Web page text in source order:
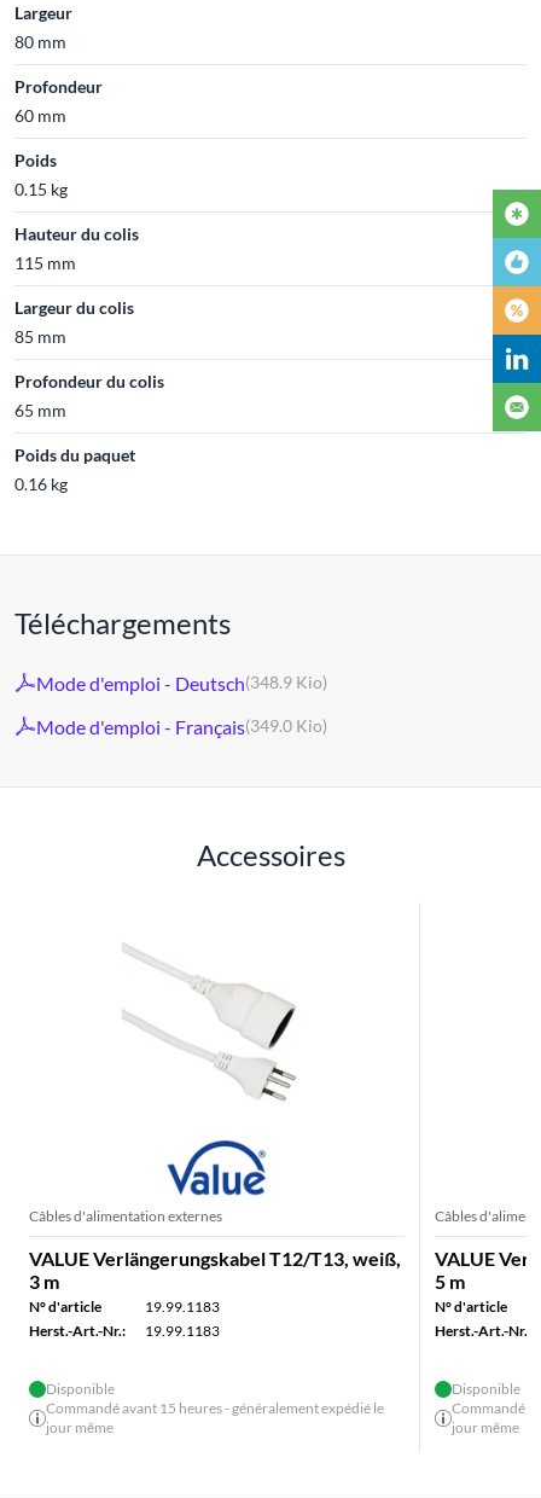
Largeur
80 mm
Profondeur
60 mm
Poids
0.15 kg
Hauteur du colis
115 mm
Largeur du colis
85 mm
Profondeur du colis
65 mm
Poids du paquet
0.16 kg
Téléchargements
Mode d'emploi - Deutsch(348.9 Kio)
Mode d'emploi - Français(349.0 Kio)
Accessoires
Câbles d'alimentation externes
VALUE Verlängerungskabel T12/T13, weiß,
3 m
N° d'article
19.99.1183
Herst.-Art.-Nr.:
19.99.1183
Disponible
Commandé avant 15 heures - généralement expédié le
jour même
Câbles
VALUE
5 m
N° d'article
Herst.-Art.-Nr.:
Disponible
Commandé
jour même